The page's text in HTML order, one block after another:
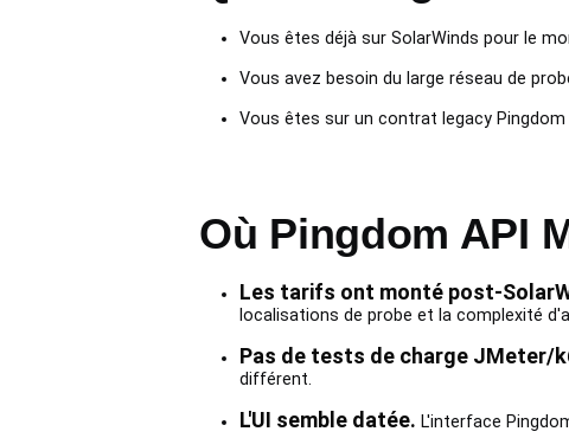
Vous êtes déjà sur SolarWinds pour le
Vous avez besoin du large réseau de
Vous êtes sur un contrat legacy
Où Pingdom API
Les tarifs ont monté post-
localisations de probe et la complexité
Pas de tests de charge JMeter/
différent.
L'UI semble datée. L'interface